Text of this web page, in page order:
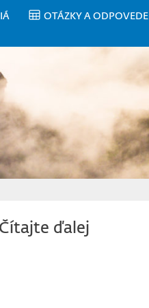
OTÁZKY A ODPOVEDE
ďalej